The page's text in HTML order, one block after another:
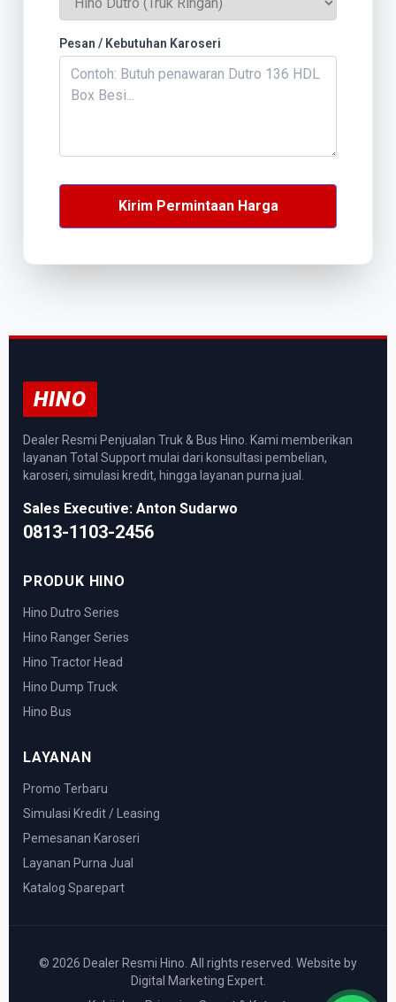
Pesan / Kebutuhan Karoseri
Kirim Permintaan Harga
HINO
Dealer Resmi Penjualan Truk & Bus Hino. Kami memberikan
layanan Total Support mulai dari konsultasi pembelian,
karoseri, simulasi kredit, hingga layanan purna jual.
Sales Executive: Anton Sudarwo
0813-1103-2456
PRODUK HINO
Hino Dutro Series
Hino Ranger Series
Hino Tractor Head
Hino Dump Truck
Hino Bus
LAYANAN
Promo Terbaru
Simulasi Kredit / Leasing
Pemesanan Karoseri
Layanan Purna Jual
Katalog Sparepart
© 2026 Dealer Resmi Hino. All rights reserved. Website by
Digital Marketing Expert.